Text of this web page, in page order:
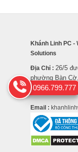
Khánh Linh PC
Solutions
Địa Chỉ : 26/5
phường Bàn
Hotline :
Email :
0966.799.777